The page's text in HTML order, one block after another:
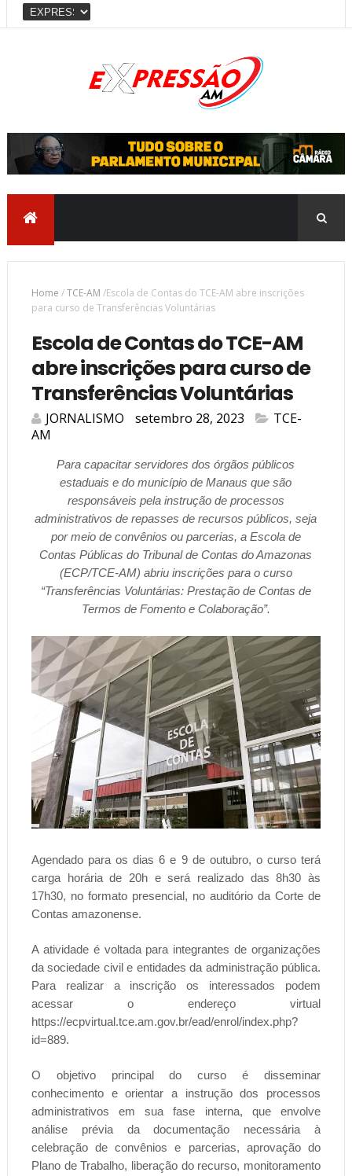
Home /TCE-AM /​Escola de Contas do TCE-AM abre inscrições
para curso de Transferências Voluntárias
​Escola de Contas do TCE-AM
abre inscrições para curso de
Transferências Voluntárias
JORNALISMO setembro 28, 2023
TCE-
AM
Para capacitar servidores dos órgãos públicos
estaduais e do município de Manaus que são
responsáveis pela instrução de processos
administrativos de repasses de recursos públicos, seja
por meio de convênios ou parcerias, a Escola de
Contas Públicas do Tribunal de Contas do Amazonas
(ECP/TCE-AM) abriu inscrições para o curso
“Transferências Voluntárias: Prestação de Contas de
Termos de Fomento e Colaboração”.
Agendado para os dias 6 e 9 de outubro, o curso terá
carga horária de 20h e será realizado das 8h30 às
17h30, no formato presencial, no auditório da Corte de
Contas amazonense.
A atividade é voltada para integrantes de organizações
da sociedade civil e entidades da administração pública.
Para realizar a inscrição os interessados podem
acessar o endereço virtual
https://ecpvirtual.tce.am.gov.br/ead/enrol/index.php?
id=889.
O objetivo principal do curso é disseminar
conhecimento e orientar a instrução dos processos
administrativos em sua fase interna, que envolve
análise prévia da documentação necessária à
celebração de convênios e parcerias, aprovação do
Plano de Trabalho, liberação do recurso, monitoramento